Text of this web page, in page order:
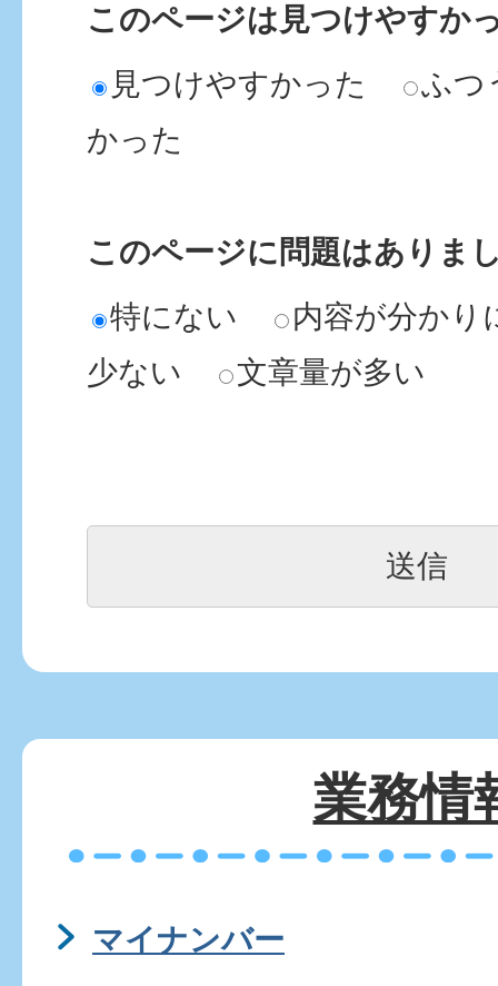
このページは見つけやすか
見つけやすかった
ふつ
かった
このページに問題はありま
特にない
内容が分かり
少ない
文章量が多い
業務情
マイナンバー